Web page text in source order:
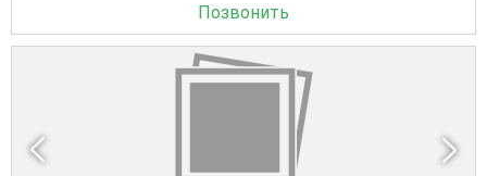
Позвонить